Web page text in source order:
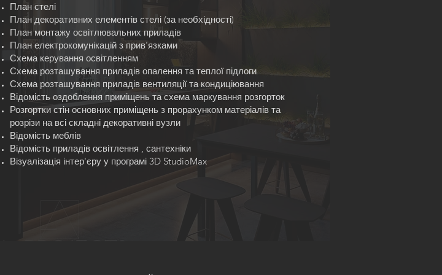
План стелі
План декоративних елементів стелі (за необхідності)
План монтажу освітлювальних приладів
План електрокомунікацій з прив'язками
Схема керування освітленням
Схема розташування приладів опалення та теплої підлоги
Схема розташування приладів вентиляції та кондиціювання
Відомість оздоблення приміщень та схема маркування розгорток
Розгортки стін основних приміщень з прорахунком матеріалів та
розрізи на всі складні декоративні вузли
Відомість меблів
Відомість приладів освітлення , сантехніки
Візуалізація інтер'єру у програмі 3D StudioMax